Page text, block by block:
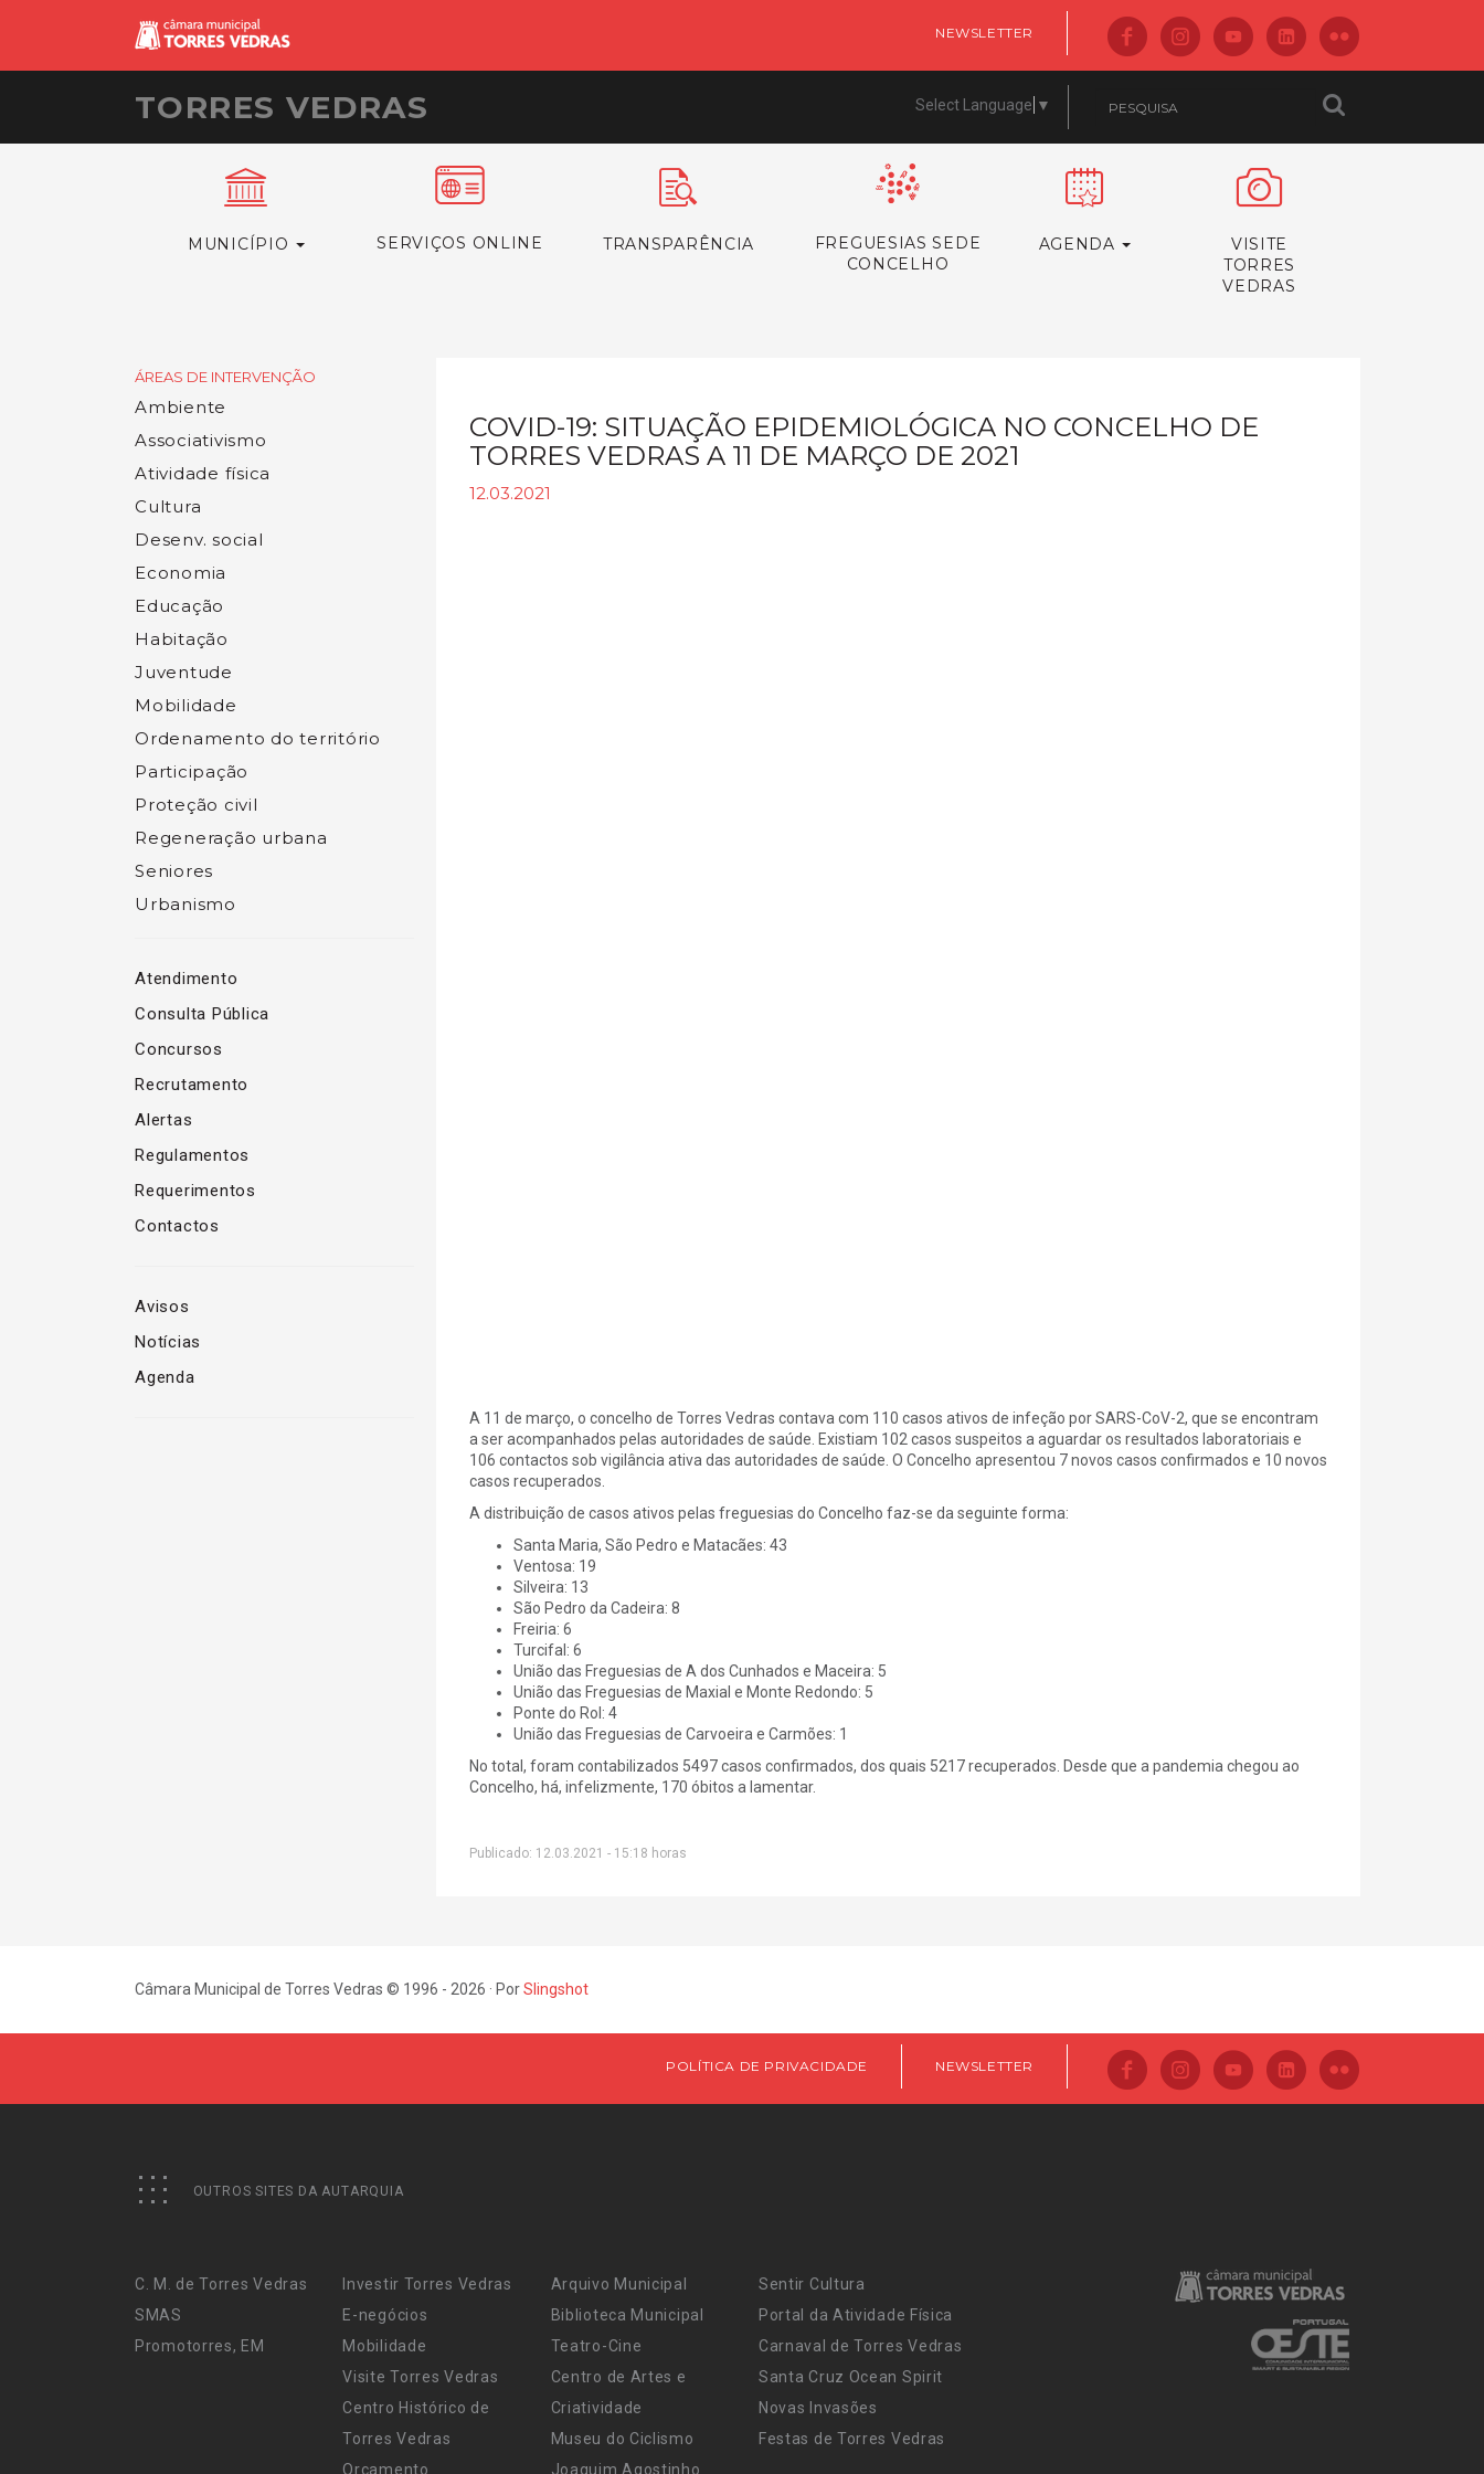
NEWSLETTER
TORRES VEDRAS Select Language ▼
MUNICÍPIO SERVIÇOS ONLINE TRANSPARÊNCIA
FREGUESIAS SEDE
CONCELHO
AGENDA
VISITE
TORRES
VEDRAS
ÁREAS DE INTERVENÇÃO
Ambiente
Associativismo
Atividade física
Cultura
Desenv. social
Economia
Educação
Habitação
Juventude
Mobilidade
Ordenamento do território
Participação
Proteção civil
Regeneração urbana
Seniores
Urbanismo
Atendimento
Consulta Pública
Concursos
Recrutamento
Alertas
Regulamentos
Requerimentos
Contactos
Avisos
Notícias
Agenda
COVID-19: SITUAÇÃO EPIDEMIOLÓGICA NO CONCELHO DE
TORRES VEDRAS A 11 DE MARÇO DE 2021
12.03.2021
A 11 de março, o concelho de Torres Vedras contava com 110 casos ativos de infeção por SARS-CoV-2, que se encontram
a ser acompanhados pelas autoridades de saúde. Existiam 102 casos suspeitos a aguardar os resultados laboratoriais e
106 contactos sob vigilância ativa das autoridades de saúde. O Concelho apresentou 7 novos casos confirmados e 10 novos
casos recuperados.
A distribuição de casos ativos pelas freguesias do Concelho faz-se da seguinte forma:
Santa Maria, São Pedro e Matacães: 43
Ventosa: 19
Silveira: 13
São Pedro da Cadeira: 8
Freiria: 6
Turcifal: 6
União das Freguesias de A dos Cunhados e Maceira: 5
União das Freguesias de Maxial e Monte Redondo: 5
Ponte do Rol: 4
União das Freguesias de Carvoeira e Carmões: 1
No total, foram contabilizados 5497 casos confirmados, dos quais 5217 recuperados. Desde que a pandemia chegou ao
Concelho, há, infelizmente, 170 óbitos a lamentar.
Publicado: 12.03.2021 - 15:18 horas
Câmara Municipal de Torres Vedras © 1996 - 2026 · PorSlingshot
POLÍTICA DE PRIVACIDADE NEWSLETTER
OUTROS SITES DA AUTARQUIA
C. M. de Torres Vedras
SMAS
Promotorres, EM
Investir Torres Vedras
E-negócios
Mobilidade
Visite Torres Vedras
Centro Histórico de
Torres Vedras
Orçamento
Arquivo Municipal
Biblioteca Municipal
Teatro-Cine
Centro de Artes e
Criatividade
Museu do Ciclismo
Joaquim Agostinho
Sentir Cultura
Portal da Atividade Física
Carnaval de Torres Vedras
Santa Cruz Ocean Spirit
Novas Invasões
Festas de Torres Vedras